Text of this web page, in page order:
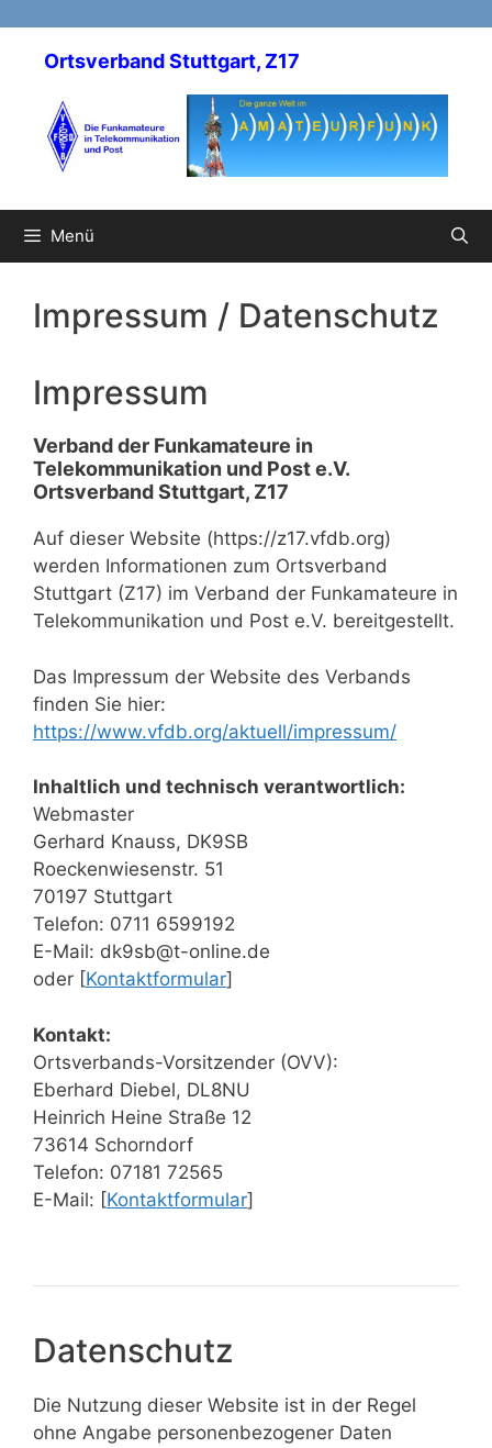
springenOrtsverband Stuttgart, Z17
Menü
Impressum / Datenschutz
Impressum
Verband der Funkamateure in
Telekommunikation und Post e.V.
Ortsverband Stuttgart, Z17
Auf dieser Website (https://z17.vfdb.org)
werden Informationen zum Ortsverband
Stuttgart (Z17) im Verband der Funkamateure in
Telekommunikation und Post e.V. bereitgestellt.
Das Impressum der Website des Verbands
finden Sie hier:
https://www.vfdb.org/aktuell/impressum/
Inhaltlich und technisch verantwortlich:
Webmaster
Gerhard Knauss, DK9SB
Roeckenwiesenstr. 51
70197 Stuttgart
Telefon: 0711 6599192
E-Mail: dk9sb@t-online.de
oder [Kontaktformular]
Kontakt:
Ortsverbands-Vorsitzender (OVV):
Eberhard Diebel, DL8NU
Heinrich Heine Straße 12
73614 Schorndorf
Telefon: 07181 72565
E-Mail: [Kontaktformular]
Datenschutz
Die Nutzung dieser Website ist in der Regel
ohne Angabe personenbezogener Daten